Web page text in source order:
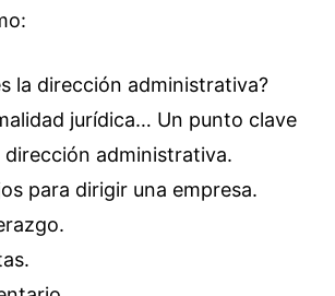
la dirección administrativa?
jurídica… Un punto clave
dirección administrativa.
para dirigir una empresa.